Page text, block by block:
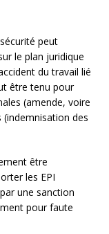
peut
le plan juridique
du travail lié
être tenu pour
(amende, voire
(indemnisation des
être
les EPI
une sanction
pour faute